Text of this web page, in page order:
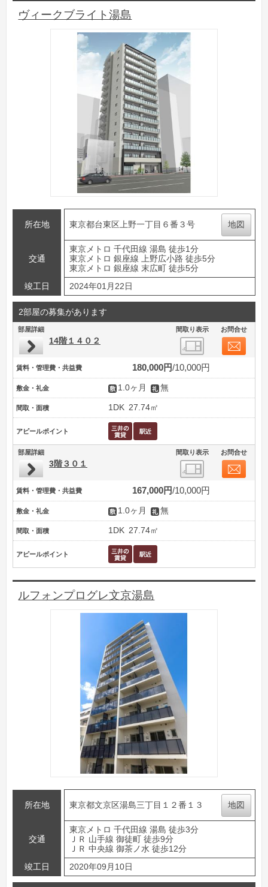
ヴィークブライト湯島
所在地 東京都台東区上野一丁目６番３号 地図
交通
東京メトロ 千代田線 湯島 徒歩1分
東京メトロ 銀座線 上野広小路 徒歩5分
東京メトロ 銀座線 末広町 徒歩5分
竣工日
2024年01月22日
2部屋の募集があります
部屋詳細 間取り表示 お問合せ
14階１４０２
賃料・管理費・共益費 180,000円 10,000円
敷金・礼金 1.0ヶ月 無
間取・面積 1DK 27.74㎡
アピールポイント
部屋詳細 間取り表示 お問合せ
3階３０１
賃料・管理費・共益費 167,000円 10,000円
敷金・礼金 1.0ヶ月 無
間取・面積 1DK 27.74㎡
アピールポイント
ルフォンプログレ文京湯島
所在地 東京都文京区湯島三丁目１２番１３ 地図
交通
東京メトロ 千代田線 湯島 徒歩3分
ＪＲ 山手線 御徒町 徒歩9分
ＪＲ 中央線 御茶ノ水 徒歩12分
竣工日
2020年09月10日